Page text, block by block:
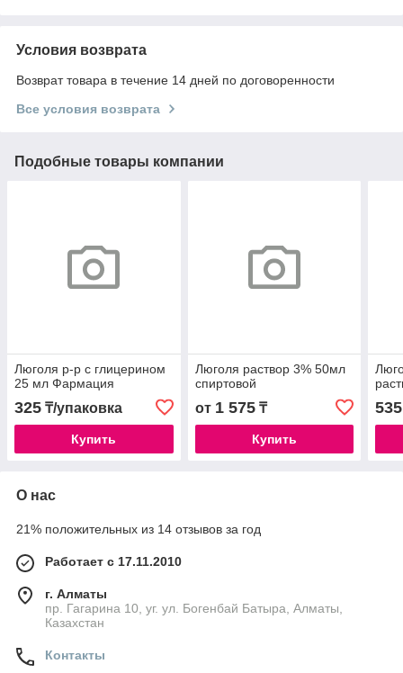
Условия возврата
Возврат товара в течение 14 дней по договоренности
Все условия возврата
Подобные товары компании
Люголя р-р с глицерином
25 мл Фармация
325 ₸/упаковка
Купить
Люголя раствор 3% 50мл
спиртовой
от 1 575₸
Купить
535
О нас
21% положительных из 14 отзывов за год
Работает с 17.11.2010
г. Алматы
пр. Гагарина 10, уг. ул. Богенбай Батыра, Алматы,
Казахстан
Контакты